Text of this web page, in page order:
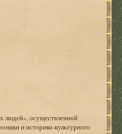
людей», осуществленной
и историко-культурного